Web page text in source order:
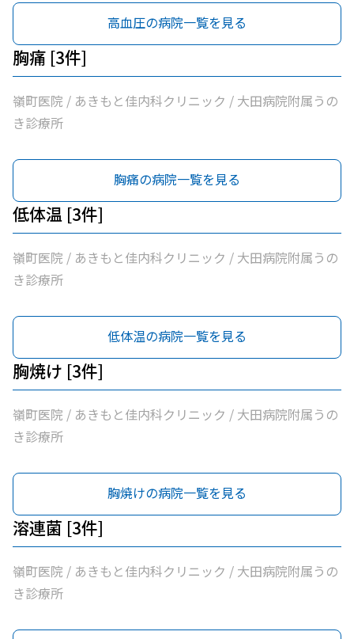
高血圧の病院一覧を見る
胸痛 [3件]
嶺町医院 / あきもと佳内科クリニック / 大田病院附属うの
き診療所
胸痛の病院一覧を見る
低体温 [3件]
嶺町医院 / あきもと佳内科クリニック / 大田病院附属うの
き診療所
低体温の病院一覧を見る
胸焼け [3件]
嶺町医院 / あきもと佳内科クリニック / 大田病院附属うの
き診療所
胸焼けの病院一覧を見る
溶連菌 [3件]
嶺町医院 / あきもと佳内科クリニック / 大田病院附属うの
き診療所